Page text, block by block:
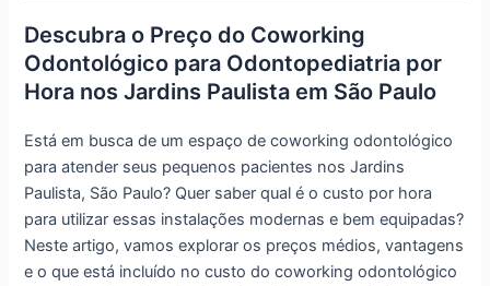
Descubra o Preço do Coworking
Odontológico para Odontopediatria por
Hora nos Jardins Paulista em São Paulo
Está em busca de um espaço de coworking odontológico
para atender seus pequenos pacientes nos Jardins
Paulista, São Paulo? Quer saber qual é o custo por hora
para utilizar essas instalações modernas e bem equipadas?
Neste artigo, vamos explorar os preços médios, vantagens
e o que está incluído no custo do coworking odontológico